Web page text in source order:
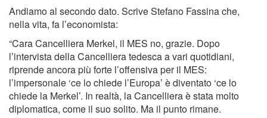
Andiamo al secondo dato. Scrive Stefano Fassina che,
nella vita, fa l’economista:
“Cara Cancelliera Merkel, il MES no, grazie. Dopo
l’intervista della Cancelliera tedesca a vari quotidiani,
riprende ancora più forte l’offensiva per il MES:
l’impersonale ‘ce lo chiede l’Europa’ è diventato ‘ce lo
chiede la Merkel’. In realtà, la Cancelliera è stata molto
diplomatica, come il suo solito. Ma il punto rimane.